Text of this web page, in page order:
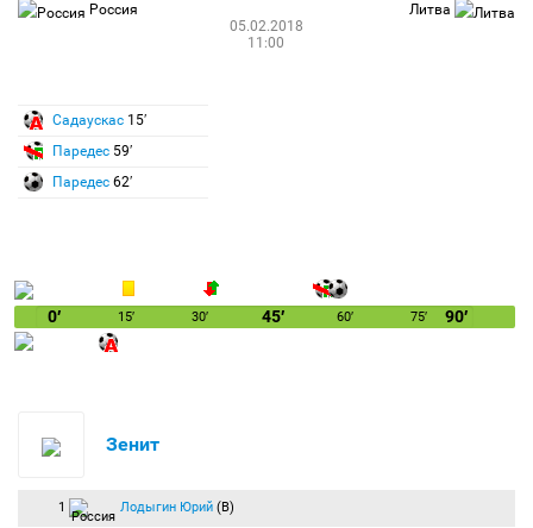
Россия
05.02.2018
11:00
Литва
Садаускас 15′
Паредес 59′
Паредес 62′
0′ 15′ 30′ 45′ 60′ 75′ 90′
Зенит
1 Лодыгин Юрий (В)